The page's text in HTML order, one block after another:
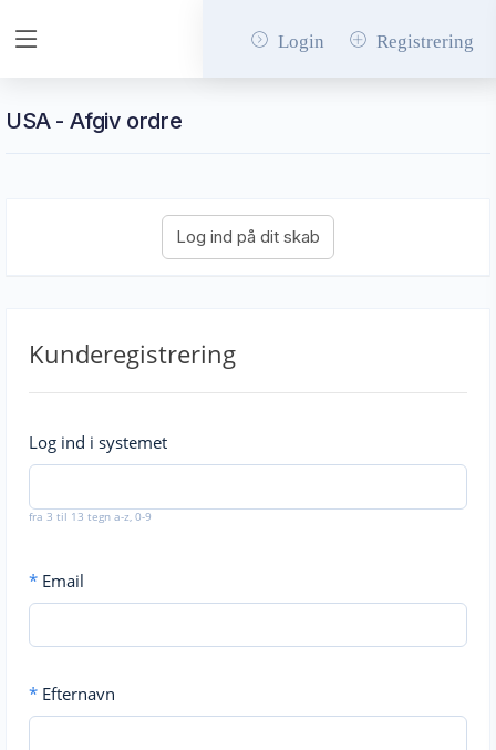
Login Registrering
USA - Afgiv ordre
Kunderegistrering
Log ind i systemet
fra 3 til 13 tegn a-z, 0-9
* Email
* Efternavn